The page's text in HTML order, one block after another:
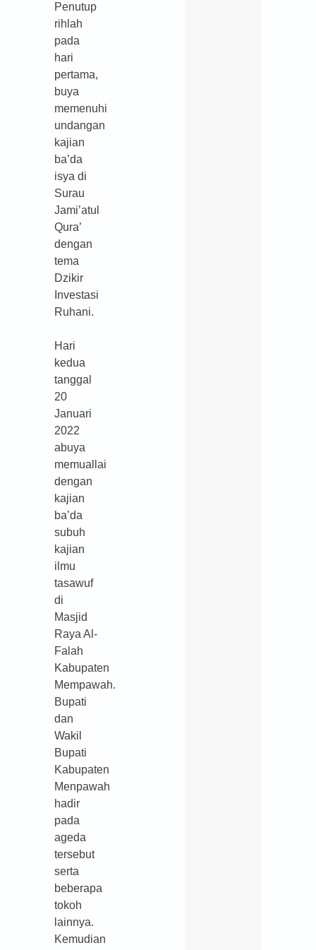
Penutup
rihlah
pada
hari
pertama,
buya
memenuhi
undangan
­kajian
ba’da
isya di
Surau
Jami’atul
Qura’
dengan
tema
Dzikir
Investasi
Ruhani.
Hari
kedua
tanggal
20
Januari
2022
abuya
memuallai
dengan
kajian
ba’da
subuh
kajian
ilmu
tasawuf
di
Masjid
Raya Al-
Falah
Kabupaten
Mempawah.
Bupati
dan
Wakil
Bupati
Kabupaten
Menpawah
hadir
pada
ageda
tersebut
serta
beberapa
tokoh
lainnya.
Kemudian